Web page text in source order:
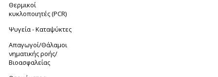
Θερμικοί
κυκλοποιητές (PCR)
Ψυγεία - Καταψύκτες
Απαγωγοί/Θάλαμοι
νηματικής ροής/
Βιοασφαλείας